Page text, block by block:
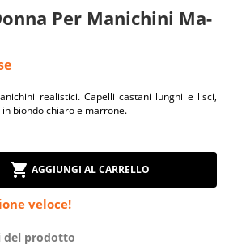
Per Manichini Ma-
realistici. Capelli castani lunghi e lisci,
biondo chiaro e marrone.
AGGIUNGI AL CARRELLO
veloce!
del prodotto